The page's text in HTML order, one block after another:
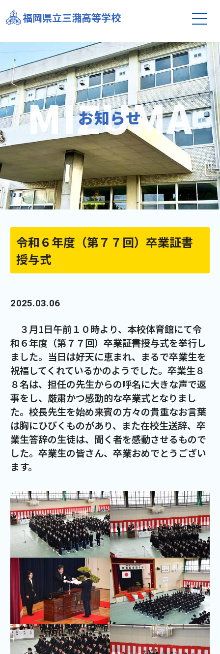
福岡県立三潴高等学校
令和６年度（第７７回）卒業証書授与式
お知らせ
令和６年度（第７７回）卒業証書
授与式
2025.03.06
３月1日午前１０時より、本校体育館にて令
和６年度（第７７回）卒業証書授与式を挙行し
ました。当日は好天に恵まれ、まるで卒業生を
祝福してくれているかのようでした。卒業生８
８名は、担任の先生からの呼名に大きな声で返
事をし、厳粛かつ感動的な卒業式となりまし
た。校長先生を始め来賓の方々の貴重なお言葉
は胸にひびくものがあり、また在校生送辞、卒
業生答辞の生徒は、聞く者を感動させるもので
した。卒業生の皆さん、卒業おめでとうござい
ます。